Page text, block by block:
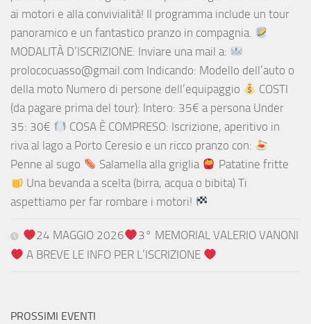
ai motori e alla convivialità! Il programma include un tour
panoramico e un fantastico pranzo in compagnia.
MODALITÀ D’ISCRIZIONE: Inviare una mail a:
prolococuasso@gmail.com Indicando: Modello dell’auto o
della moto Numero di persone dell’equipaggio
COSTI
(da pagare prima del tour): Intero: 35€ a persona Under
35: 30€
COSA È COMPRESO: Iscrizione, aperitivo in
riva al lago a Porto Ceresio e un ricco pranzo con:
Penne al sugo
Salamella alla griglia
Patatine fritte
Una bevanda a scelta (birra, acqua o bibita) Ti
aspettiamo per far rombare i motori!
24 MAGGIO 2026
3° MEMORIAL VALERIO VANONI
A BREVE LE INFO PER L’ISCRIZIONE
PROSSIMI EVENTI